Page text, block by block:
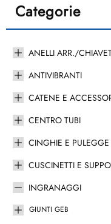
Categorie
ANELLI ARR./
ANTIVIBRANTI
CATENE E
CENTRO TUBI
CINGHIE E PULEGGE
CUSCINETTI E
INGRANAGGI
GIUNTI GEB